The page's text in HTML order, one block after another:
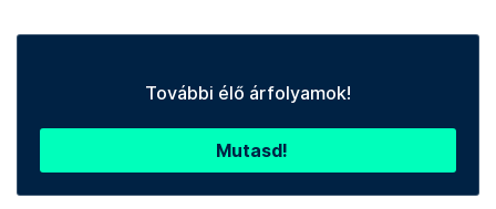
További élő árfolyamok!
Mutasd!